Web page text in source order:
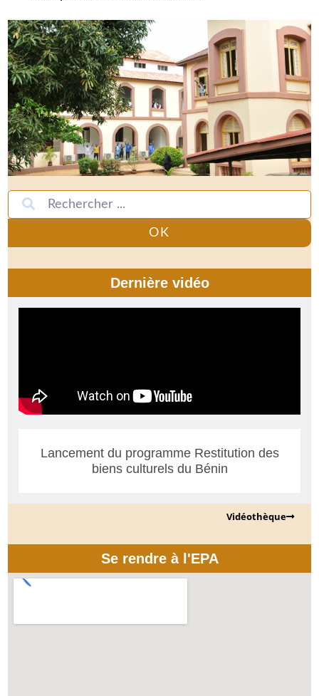
OK
Dernière vidéo
Lancement du programme Restitution des
biens culturels du Bénin
Vidéothèque
Se rendre à l'EPA